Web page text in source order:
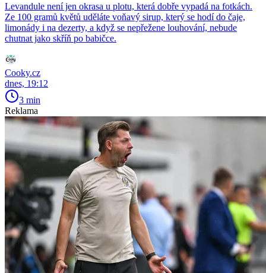
Levandule není jen okrasa u plotu, která dobře vypadá na fotkách.
Ze 100 gramů květů uděláte voňavý sirup, který se hodí do čaje,
limonády i na dezerty, a když se nepřežene louhování, nebude
chutnat jako skříň po babičce.
Cooky.cz
dnes, 19:12
3 min
Reklama